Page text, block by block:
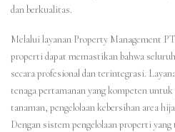
dan berkualitas.
Melalui layanan Property Management
properti dapat memastikan bahwa
secara profesional dan terintegrasi.
tenaga pertamanan yang kompeten
tanaman, pengelolaan kebersihan area
Dengan sistem pengelolaan properti